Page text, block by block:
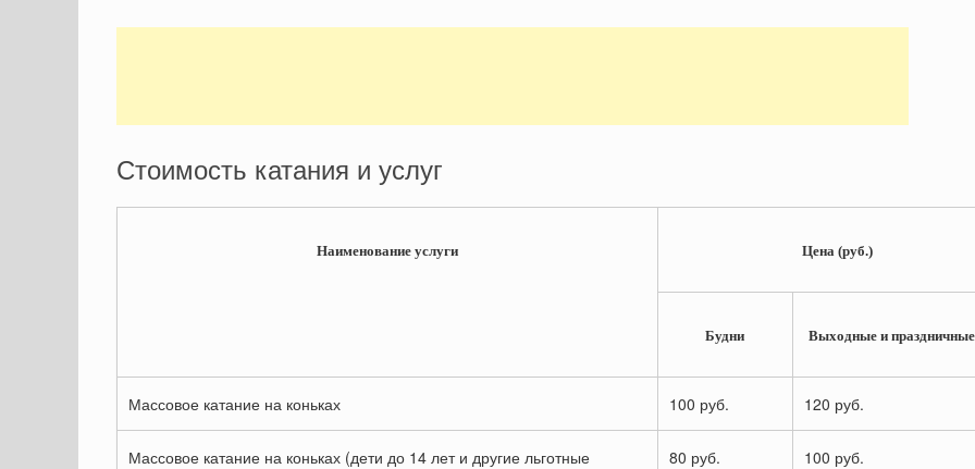
Стоимость катания и услуг
Наименование услуги Цена (руб.)
Будни Выходные и
Массовое катание на коньках 100 руб. 120 руб.
Массовое катание на коньках (дети до 14 лет и другие льготные
80 руб. 100 руб.